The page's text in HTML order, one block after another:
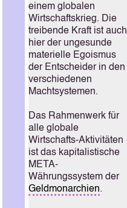
einem globalen
Wirtschaftskrieg. Die
treibende Kraft ist auch
hier der ungesunde
materielle Egoismus
der Entscheider in den
verschiedenen
Machtsystemen.
Das Rahmenwerk für
alle globale
Wirtschafts-Aktivitäten
ist das kapitalistische
META-
Währungssystem der
Geldmonarchien.